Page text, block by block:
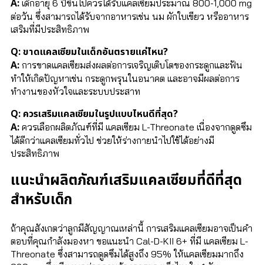
A: เด็กอายุ 6 ปีขึ้นไปควรได้รับแคลเซียมประมาณ 800-1,000 mg
ต่อวัน ซึ่งสามารถได้รับจากอาหารเช่น นม ผักใบเขียว หรืออาหาร
เสริมที่มีประสิทธิภาพ
Q: ขาดแคลเซียมในเด็กอันตรายแค่ไหน?
A: การขาดแคลเซียมส่งผลต่อการเจริญเติบโตของกระดูกและฟัน
ทำให้เกิดปัญหาเช่น กระดูกพรุนในอนาคต และอาจมีผลต่อการ
ทำงานของหัวใจและระบบประสาท
Q: ควรเสริมแคลเซียมในรูปแบบไหนดีที่สุด?
A: ควรเลือกผลิตภัณฑ์ที่มี แคลเซียม L-Threonate เนื่องจากดูดซึม
ได้ดีกว่าแคลเซียมทั่วไป ช่วยให้ร่างกายนำไปใช้ได้อย่างมี
ประสิทธิภาพ
แนะนำผลิตภัณฑ์เสริมแคลเซียมที่ดีที่สุด
สำหรับเด็ก
ถ้าคุณสังเกตว่าลูกมีสัญญาณเหล่านี้ การเสริมแคลเซียมอาจเป็นคำ
ตอบที่คุณกำลังมองหา ขอแนะนำ Cal-D-KII 6+ ที่มี แคลเซียม L-
Threonate ซึ่งสามารถดูดซึมได้สูงถึง 95% ให้แคลเซียมมากถึง